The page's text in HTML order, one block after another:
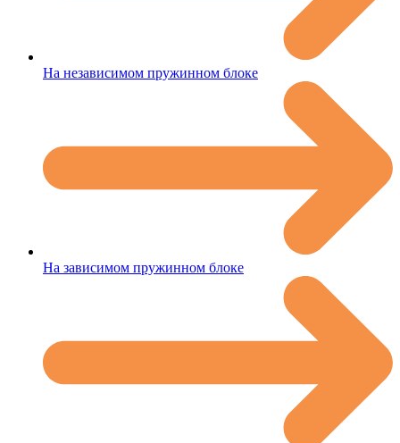
На независимом пружинном блоке
На зависимом пружинном блоке